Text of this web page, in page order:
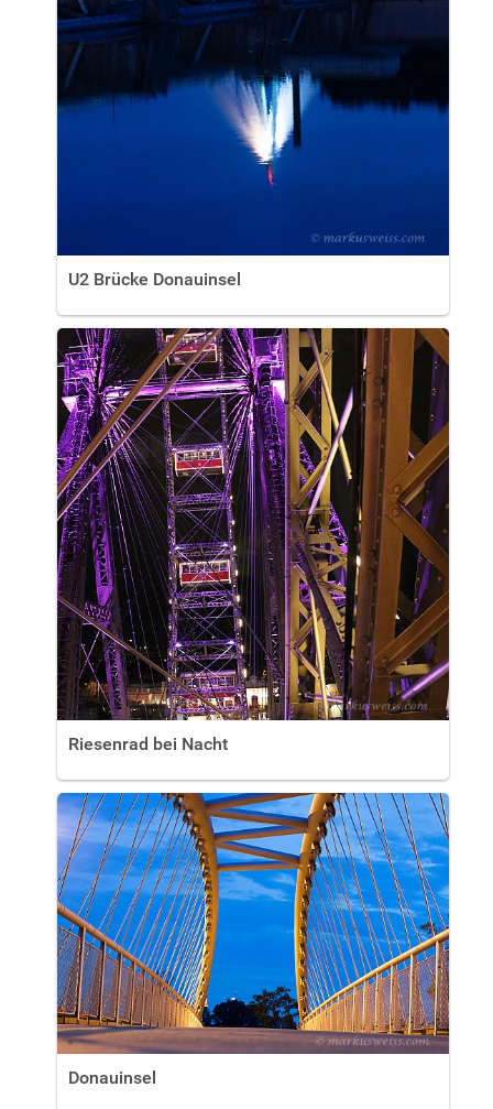
U2 Brücke Donauinsel
Riesenrad bei Nacht
Donauinsel